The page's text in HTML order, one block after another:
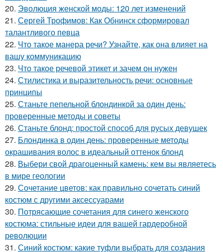
20. Эволюция женской моды: 120 лет изменений
21. Сергей Трофимов: Как Обнинск сформировал
талантливого певца
22. Что такое манера речи? Узнайте, как она влияет на
вашу коммуникацию
23. Что такое речевой этикет и зачем он нужен
24. Стилистика и выразительность речи: основные
принципы
25. Станьте пепельной блондинкой за один день:
проверенные методы и советы
26. Станьте блонд: простой способ для русых девушек
27. Блондинка в один день: проверенные методы
окрашивания волос в идеальный оттенок блонд
28. Выбери свой драгоценный камень: кем вы являетесь
в мире геологии
29. Сочетание цветов: как правильно сочетать синий
костюм с другими аксессуарами
30. Потрясающие сочетания для синего женского
костюма: стильные идеи для вашей гардеробной
революции
31. Синий костюм: какие туфли выбрать для создания